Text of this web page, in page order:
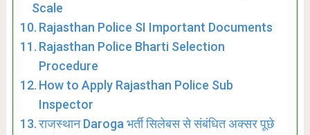
Scale
Rajasthan Police SI Important Documents
Rajasthan Police Bharti Selection
Procedure
How to Apply Rajasthan Police Sub
Inspector
राजस्थान Daroga भर्ती सिलेबस से संबंधित अक्सर पूछे